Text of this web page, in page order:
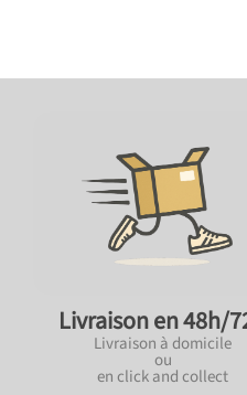
Livraison en 48h/
Livraison à domicile
ou
en click and collect